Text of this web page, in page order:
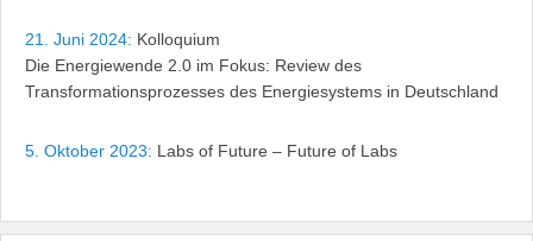
21. Juni 2024: Kolloquium
Die Energiewende 2.0 im Fokus: Review des
Transformationsprozesses des Energiesystems in Deutschland
5. Oktober 2023: Labs of Future – Future of Labs